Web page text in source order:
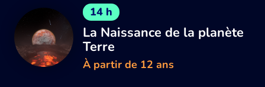
14 h
La Naissance de la planète
Terre
À partir de 12 ans